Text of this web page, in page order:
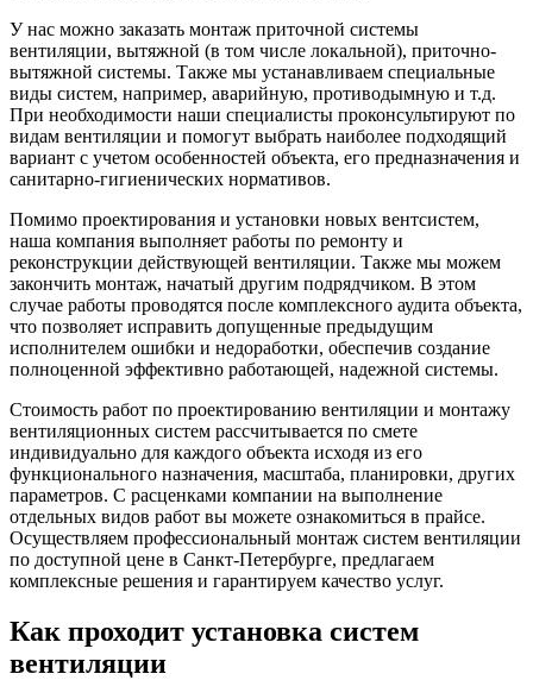
У нас можно заказать монтаж приточной системы
вентиляции, вытяжной (в том числе локальной), приточно-
вытяжной системы. Также мы устанавливаем специальные
виды систем, например, аварийную, противодымную и т.д.
При необходимости наши специалисты проконсультируют по
видам вентиляции и помогут выбрать наиболее подходящий
вариант с учетом особенностей объекта, его предназначения и
санитарно-гигиенических нормативов.
Помимо проектирования и установки новых вентсистем,
наша компания выполняет работы по ремонту и
реконструкции действующей вентиляции. Также мы можем
закончить монтаж, начатый другим подрядчиком. В этом
случае работы проводятся после комплексного аудита объекта,
что позволяет исправить допущенные предыдущим
исполнителем ошибки и недоработки, обеспечив создание
полноценной эффективно работающей, надежной системы.
Стоимость работ по проектированию вентиляции и монтажу
вентиляционных систем рассчитывается по смете
индивидуально для каждого объекта исходя из его
функционального назначения, масштаба, планировки, других
параметров. С расценками компании на выполнение
отдельных видов работ вы можете ознакомиться в прайсе.
Осуществляем профессиональный монтаж систем вентиляции
по доступной цене в Санкт-Петербурге, предлагаем
комплексные решения и гарантируем качество услуг.
Как проходит установка систем
вентиляции